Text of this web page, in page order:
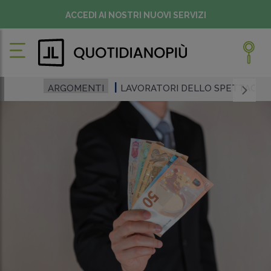
ACCEDI AI NOSTRI NUOVI SERVIZI
ARGOMENTI LAVORATORI DELLO